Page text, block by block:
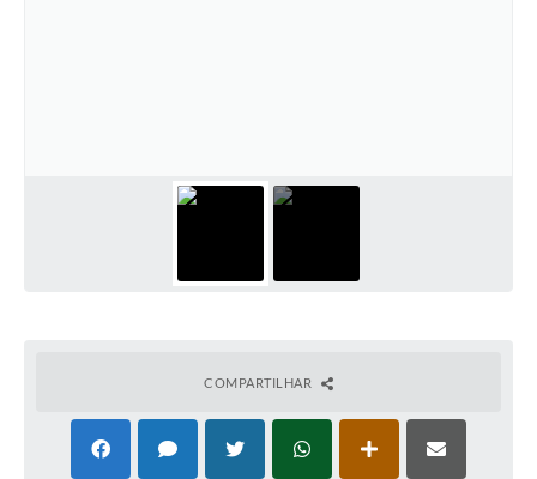
COMPARTILHAR